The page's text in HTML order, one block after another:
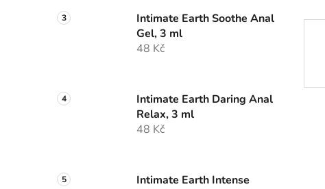
n
e
Intimate Earth Soothe Anal
Gel, 3 ml
48 Kč
Intimate Earth Daring Anal
Relax, 3 ml
48 Kč
Intimate Earth Intense